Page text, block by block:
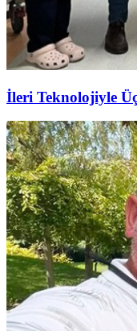
İleri Teknolojiyle